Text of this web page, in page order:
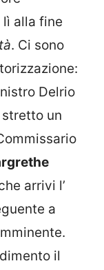
lì alla fine
. Ci sono
Delrio
un
arrivi l’
a
il